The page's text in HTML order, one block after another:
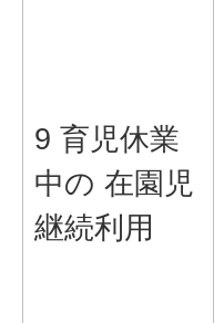
9 育児休業
中の 在園児
継続利用